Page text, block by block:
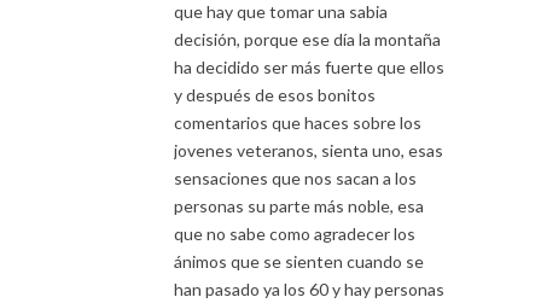
que hay que tomar una sabia
decisión, porque ese día la montaña
ha decidido ser más fuerte que ellos
y después de esos bonitos
comentarios que haces sobre los
jovenes veteranos, sienta uno, esas
sensaciones que nos sacan a los
personas su parte más noble, esa
que no sabe como agradecer los
ánimos que se sienten cuando se
han pasado ya los 60 y hay personas